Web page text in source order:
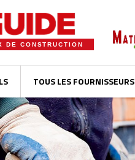
DE CONSTRUCTION
TOUS LES FOURNISSEURS